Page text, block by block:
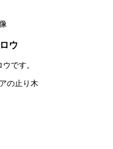
ウ
です。